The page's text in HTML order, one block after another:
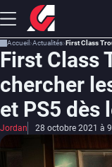
Accueil Actualités
First Class
chercher
et PS5 dès
Jordan 28 octobre 2021 à